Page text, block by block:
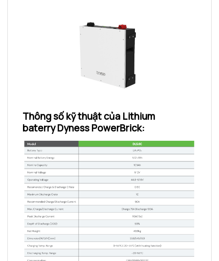
Thông số kỹ thuật của Lithium
baterry Dyness PowerBrick: